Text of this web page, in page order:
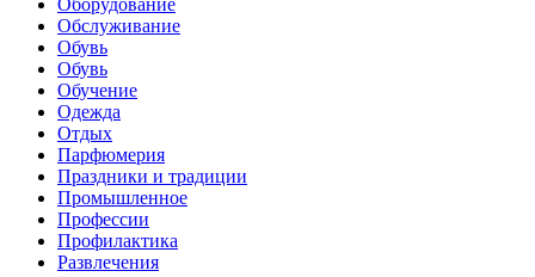
Обслуживание
Обувь
Обувь
Обучение
Одежда
Отдых
Парфюмерия
Праздники и традиции
Промышленное
Профессии
Профилактика
Развлечения